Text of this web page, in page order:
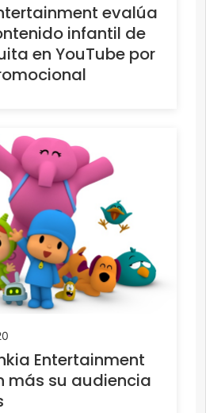
evalúa
infantil de
en YouTube por
Entertainment
más su audiencia